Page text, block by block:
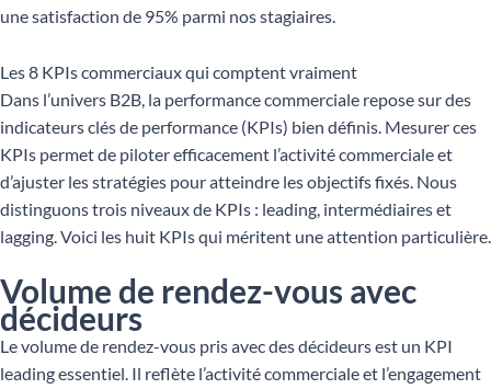
une satisfaction de 95% parmi nos stagiaires.
Les 8 KPIs commerciaux qui comptent vraiment
Dans l’univers B2B, la performance commerciale repose sur des
indicateurs clés de performance (KPIs) bien définis. Mesurer ces
KPIs permet de piloter efficacement l’activité commerciale et
d’ajuster les stratégies pour atteindre les objectifs fixés. Nous
distinguons trois niveaux de KPIs : leading, intermédiaires et
lagging. Voici les huit KPIs qui méritent une attention particulière.
Volume de rendez-vous avec
décideurs
Le volume de rendez-vous pris avec des décideurs est un KPI
leading essentiel. Il reflète l’activité commerciale et l’engagement